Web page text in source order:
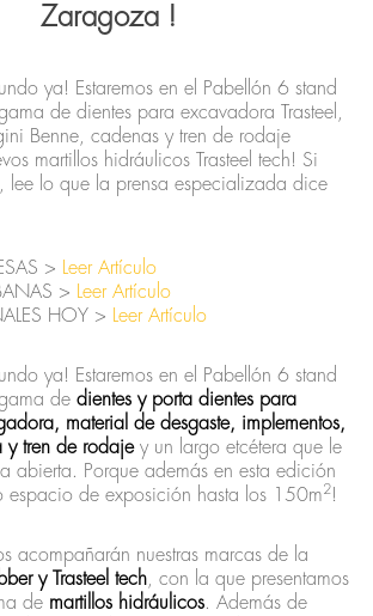
Zaragoza !
ya! Estaremos en el Pabellón 6 stand
de dientes para excavadora Trasteel,
Benne, cadenas y tren de rodaje
martillos hidráulicos Trasteel tech! Si
lee lo que la prensa especializada dice
>
Leer Artículo
>
Leer Artículo
HOY >
Leer Artículo
ya! Estaremos en el Pabellón 6 stand
de dientes y porta dientes para
material de desgaste, implementos,
y tren de rodajey un largo etcétera que le
abierta. Porque además en esta edición
espacio de exposición hasta los 150m2!
acompañarán nuestras marcas de la
y Trasteel tech , con la que presentamos
de martillos hidráulicos. Además de